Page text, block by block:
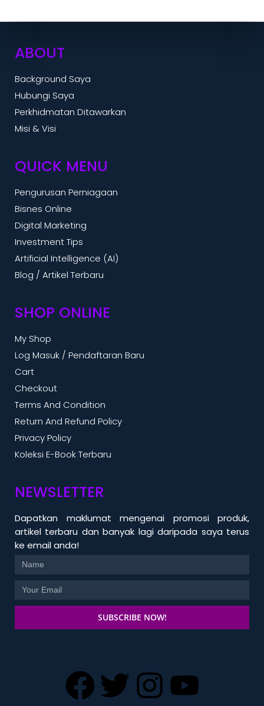
ABOUT
Background Saya
Hubungi Saya
Perkhidmatan Ditawarkan
Misi & Visi
QUICK MENU
Pengurusan Perniagaan
Bisnes Online
Digital Marketing
Investment Tips
Artificial Intelligence (AI)
Blog / Artikel Terbaru
SHOP ONLINE
My Shop
Log Masuk / Pendaftaran Baru
Cart
Checkout
Terms And Condition
Return And Refund Policy
Privacy Policy
Koleksi E-Book Terbaru
NEWSLETTER
Dapatkan maklumat mengenai promosi produk,
artikel terbaru dan banyak lagi daripada saya terus
ke email anda!
SUBSCRIBE NOW!